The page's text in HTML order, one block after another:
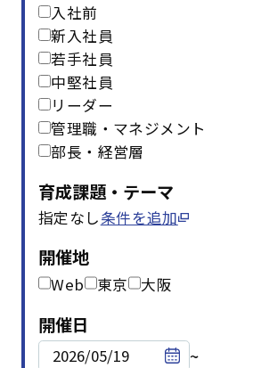
サービスの特長
お役立ち情報
お問い合わせ
開催間近
入社前
新入社員
若手社員
中堅社員
リーダー
管理職・マネジメント
部長・経営層
育成課題・テーマ
指定なし条件を追加
開催地
Web 東京 大阪
開催日
~